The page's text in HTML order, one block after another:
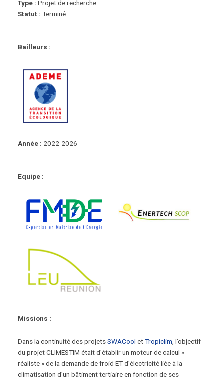
Type : Projet de recherche
Statut : Terminé
Bailleurs :
Année : 2022-2026
Equipe :
Missions :
Dans la continuité des projetsSWACool etTropiclim , l’objectif
du projet CLIMESTIM était d’établir un moteur de calcul «
réaliste » de la demande de froid ET d’électricité liée à la
climatisation d’un bâtiment tertiaire en fonction de ses